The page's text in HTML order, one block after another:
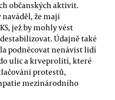
občanských aktivit.
že mají
jež by mohly vést
Údajně také
podněcovat nenávist lidí
ulic a krveprolití, které
protestů,
mezinárodního